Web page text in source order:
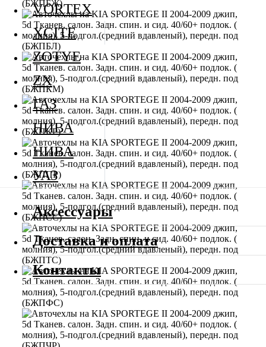
VORTEX
XCITE
ZOTYE
ZX
ГАЗ
НИВА
НИВА
УАЗ
Аксессуары
Доставка и оплата
Контакты